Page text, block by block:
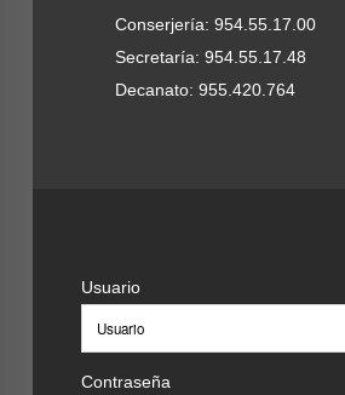
Conserjería: 954.55.17.00
Secretaría: 954.55.17.48
Decanato: 955.420.764
Usuario
Contraseña